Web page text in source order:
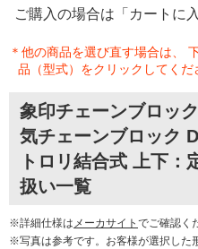
ご購入の場合は「カートに
＊他の商品を選び直す場合は、
品（型式）をクリックしてくだ
象印チェーンブロッ
気チェーンブロック
トロリ結合式 上下：
扱い一覧
※詳細仕様は メーカサイト でご確認く
※写真は参考です。お客様が選択した